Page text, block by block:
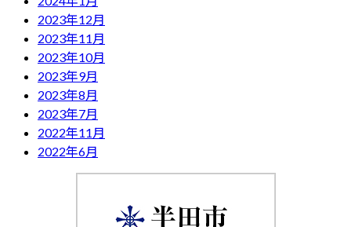
2023年12月
2023年11月
2023年10月
2023年9月
2023年8月
2023年7月
2022年11月
2022年6月